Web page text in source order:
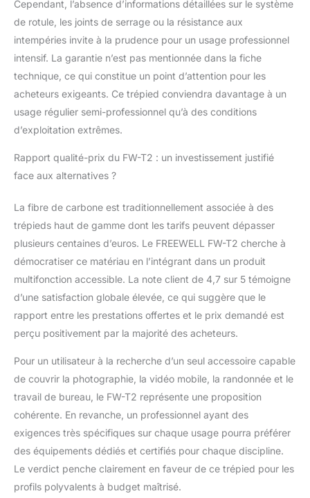
Cependant, l’absence d’informations détaillées sur le système
de rotule, les joints de serrage ou la résistance aux
intempéries invite à la prudence pour un usage professionnel
intensif. La garantie n’est pas mentionnée dans la fiche
technique, ce qui constitue un point d’attention pour les
acheteurs exigeants. Ce trépied conviendra davantage à un
usage régulier semi-professionnel qu’à des conditions
d’exploitation extrêmes.
Rapport qualité-prix du FW-T2 : un investissement justifié
face aux alternatives ?
La fibre de carbone est traditionnellement associée à des
trépieds haut de gamme dont les tarifs peuvent dépasser
plusieurs centaines d’euros. Le FREEWELL FW-T2 cherche à
démocratiser ce matériau en l’intégrant dans un produit
multifonction accessible. La note client de 4,7 sur 5 témoigne
d’une satisfaction globale élevée, ce qui suggère que le
rapport entre les prestations offertes et le prix demandé est
perçu positivement par la majorité des acheteurs.
Pour un utilisateur à la recherche d’un seul accessoire capable
de couvrir la photographie, la vidéo mobile, la randonnée et le
travail de bureau, le FW-T2 représente une proposition
cohérente. En revanche, un professionnel ayant des
exigences très spécifiques sur chaque usage pourra préférer
des équipements dédiés et certifiés pour chaque discipline.
Le verdict penche clairement en faveur de ce trépied pour les
profils polyvalents à budget maîtrisé.